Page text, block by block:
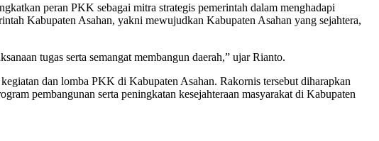
peran PKK sebagai mitra strategis pemerintah dalam menghadapi
Kabupaten Asahan, yakni mewujudkan Kabupaten Asahan yang sejahtera,
tugas serta semangat membangun daerah,” ujar Rianto.
dan lomba PKK di Kabupaten Asahan. Rakornis tersebut diharapkan
pembangunan serta peningkatan kesejahteraan masyarakat di Kabupaten